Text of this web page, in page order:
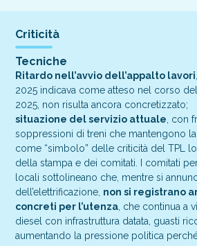
Criticità
Tecniche
Ritardo nell’avvio dell’appalto lavori
2025 indicava come atteso nel corso
2025, non risulta ancora concretizzato;
situazione del servizio attuale , con
soppressioni di treni che mantengono
come “simbolo” delle criticità del TPL
della stampa e dei comitati. I comitati
locali sottolineano che, mentre si
dell’elettrificazione, non si registrano
concreti per l’utenza , che continua a
diesel con infrastruttura datata, guasti
aumentando la pressione politica